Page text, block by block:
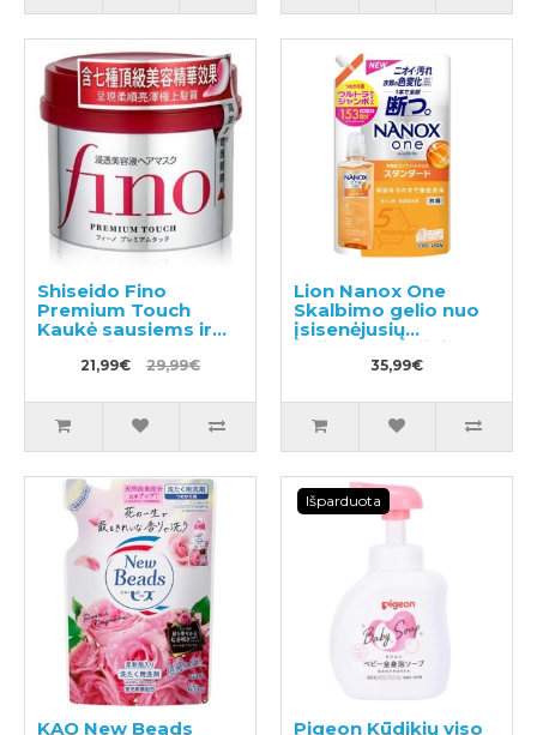
Shiseido Fino
Premium Touch
Kaukė sausiems ir
pažeistiems
plaukams 230g
21,99€ 29,99€
Lion Nanox One
Skalbimo gelio nuo
įsisenėjusių
nešvarumų užpildas
35,99€
KAO New Beads
Išparduota
Pigeon Kūdikių viso